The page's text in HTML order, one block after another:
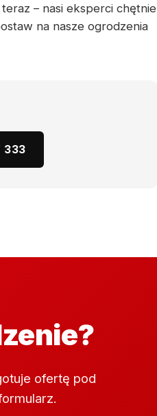
– nasi eksperci chętnie
na nasze ogrodzenia
333
ofertę pod